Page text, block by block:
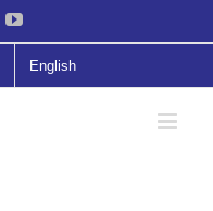
YouTube
English